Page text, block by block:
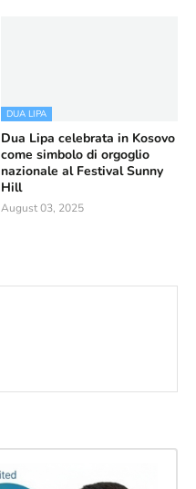
DUA LIPA
Dua Lipa celebrata in Kosovo
come simbolo di orgoglio
nazionale al Festival Sunny
Hill
August 03, 2025